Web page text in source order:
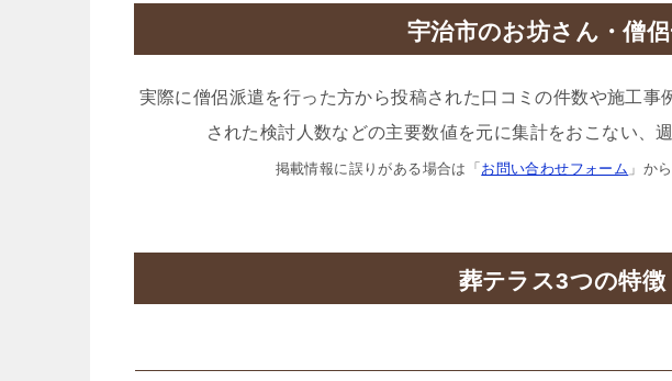
宇治市のお坊さん・僧
実際に僧侶派遣を行った方から投稿された口コミの件数や施工事
された検討人数などの主要数値を元に集計をおこない、
掲載情報に誤りがある場合は「 お問い合わせフォーム 」か
葬テラス3つの特徴